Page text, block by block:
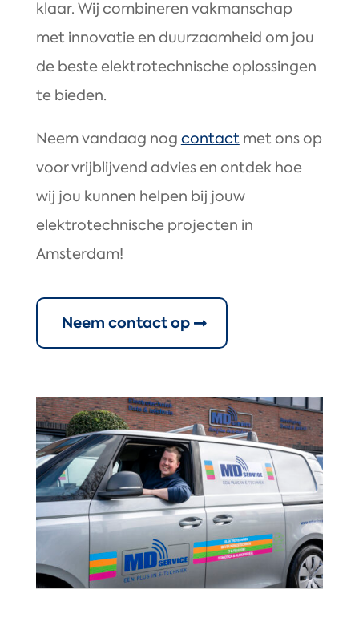
klaar. Wij combineren vakmanschap
met innovatie en duurzaamheid om jou
de beste elektrotechnische oplossingen
te bieden.
Neem vandaag nog contactmet ons op
voor vrijblijvend advies en ontdek hoe
wij jou kunnen helpen bij jouw
elektrotechnische projecten in
Amsterdam!
Neem contact op